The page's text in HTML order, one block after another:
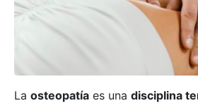
La osteopatía es una disciplina